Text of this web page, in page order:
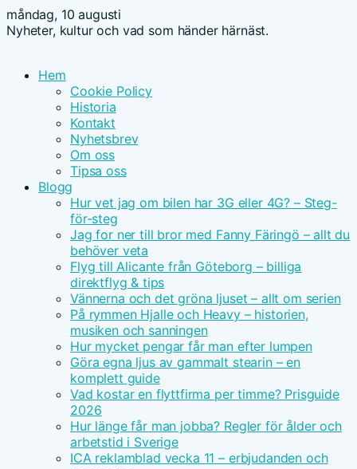
måndag, 10 augusti
Nyheter, kultur och vad som händer härnäst.
Hem
Cookie Policy
Historia
Kontakt
Nyhetsbrev
Om oss
Tipsa oss
Blogg
Hur vet jag om bilen har 3G eller 4G? – Steg-
för-steg
Jag for ner till bror med Fanny Färingö – allt du
behöver veta
Flyg till Alicante från Göteborg – billiga
direktflyg & tips
Vännerna och det gröna ljuset – allt om serien
På rymmen Hjalle och Heavy – historien,
musiken och sanningen
Hur mycket pengar får man efter lumpen
Göra egna ljus av gammalt stearin – en
komplett guide
Vad kostar en flyttfirma per timme? Prisguide
2026
Hur länge får man jobba? Regler för ålder och
arbetstid i Sverige
ICA reklamblad vecka 11 – erbjudanden och